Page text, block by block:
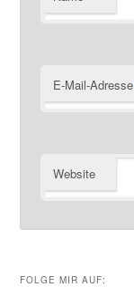
E-Mail-Adresse
Website
FOLGE MIR AUF: